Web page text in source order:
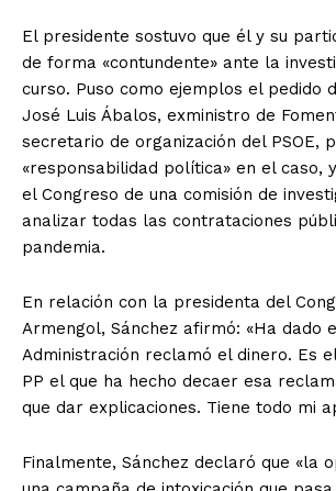
El presidente sostuvo que él y su
de forma «contundente» ante la
curso. Puso como ejemplos el pedido
José Luis Ábalos, exministro de
secretario de organización del PSOE,
«responsabilidad política» en el caso,
el Congreso de una comisión de
analizar todas las contrataciones
pandemia.
En relación con la presidenta del
Armengol, Sánchez afirmó: «Ha dado
Administración reclamó el dinero. Es
PP el que ha hecho decaer esa
que dar explicaciones. Tiene todo mi
Finalmente, Sánchez declaró que «la